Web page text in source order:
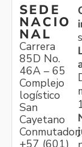
SEDE
NACIO
NAL
Carrera
85D No.
46A – 65
Complejo
logístico
San
Cayetano
Conmutador:
+57 (601)